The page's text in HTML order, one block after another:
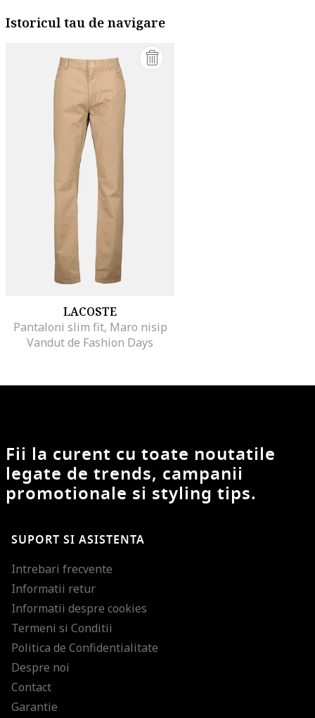
Istoricul tau de navigare
LACOSTE
Pantaloni slim fit, Maro nisip
Vandut de Fashion Days
Fii la curent cu toate noutatile
legate de trends, campanii
promotionale si styling tips.
SUPORT SI ASISTENTA
Intrebari frecvente
Informatii retur
Informatii despre cookies
Termeni si Conditii
Politica de Confidentialitate
Despre noi
Contact
Garantie